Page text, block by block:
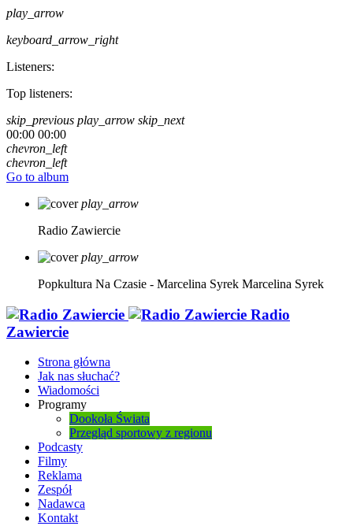
play_arrow
keyboard_arrow_right
Listeners:
Top listeners:
skip_previous play_arrow skip_next
00:00 00:00
chevron_left
chevron_left
Go to album
play_arrow
Radio Zawiercie
play_arrow
Popkultura Na Czasie - Marcelina Syrek Marcelina Syrek
Radio
Zawiercie
Strona główna
Jak nas słuchać?
Wiadomości
Programy
Dookoła Świata
Przegląd sportowy z regionu
Podcasty
Filmy
Reklama
Zespół
Nadawca
Kontakt